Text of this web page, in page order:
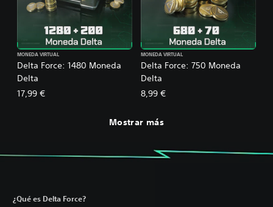
Delta Force: 1480 Moneda
Delta
MONEDA VIRTUAL
17,99 €
Delta Force: 750 Moneda
Delta
MONEDA VIRTUAL
8,99 €
Mostrar más
¿Qué es Delta Force?